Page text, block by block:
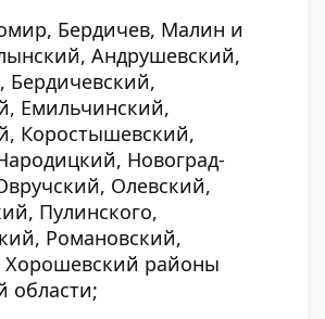
Бердичев, Малин и
Андрушевский,
Бердичевский,
Емильчинский,
Коростышевский,
Новоград-
Олевский,
Пулинского,
Романовский,
районы
области;